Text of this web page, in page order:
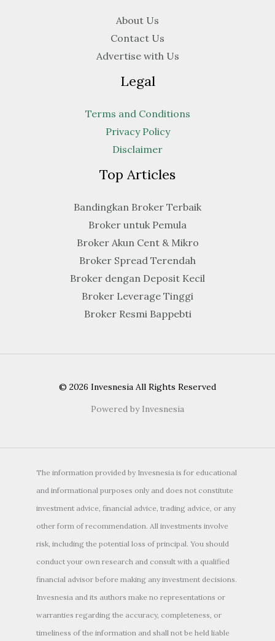
About Us
Contact Us
Advertise with Us
Legal
Terms and Conditions
Privacy Policy
Disclaimer
Top Articles
Bandingkan Broker Terbaik
Broker untuk Pemula
Broker Akun Cent & Mikro
Broker Spread Terendah
Broker dengan Deposit Kecil
Broker Leverage Tinggi
Broker Resmi Bappebti
© 2026 Invesnesia All Rights Reserved
Powered by Invesnesia
The information provided by Invesnesia is for educational
and informational purposes only and does not constitute
investment advice, financial advice, trading advice, or any
other form of recommendation. All investments involve
risk, including the potential loss of principal. You should
conduct your own research and consult with a qualified
financial advisor before making any investment decisions.
Invesnesia and its authors make no representations or
warranties regarding the accuracy, completeness, or
timeliness of the information and shall not be held liable